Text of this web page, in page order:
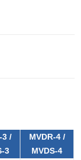
3 /
3
MVDR-4 /
MVDS-4